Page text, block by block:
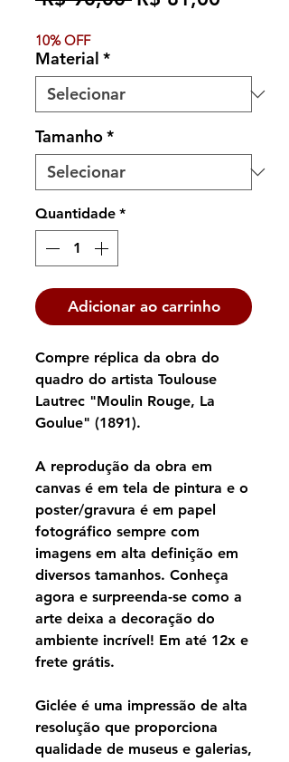
10% OFF
Material *
Tamanho*
Quantidade *
Adicionar ao carrinho
Compre réplica da obra do
quadro do artista Toulouse
Lautrec "Moulin Rouge, La
Goulue" (1891).
A reprodução da obra em
canvas é em tela de pintura e o
poster/gravura é em papel
fotográfico sempre com
imagens em alta definição em
diversos tamanhos. Conheça
agora e surpreenda-se como a
arte deixa a decoração do
ambiente incrível! Em até 12x e
frete grátis.
Giclée é uma impressão de alta
resolução que proporciona
qualidade de museus e galerias,